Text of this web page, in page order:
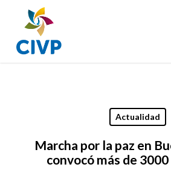
main
content
Actualidad
Marcha por la paz en
convocó más de